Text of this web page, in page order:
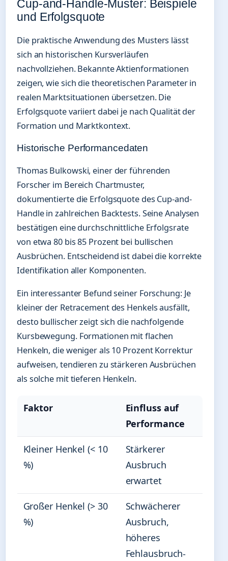
Cup-and-Handle-Muster: Beispiele
und Erfolgsquote
Die praktische Anwendung des Musters lässt
sich an historischen Kursverläufen
nachvollziehen. Bekannte Aktienformationen
zeigen, wie sich die theoretischen Parameter in
realen Marktsituationen übersetzen. Die
Erfolgsquote variiert dabei je nach Qualität der
Formation und Marktkontext.
Historische Performancedaten
Thomas Bulkowski, einer der führenden
Forscher im Bereich Chartmuster,
dokumentierte die Erfolgsquote des Cup-and-
Handle in zahlreichen Backtests. Seine Analysen
bestätigen eine durchschnittliche Erfolgsrate
von etwa 80 bis 85 Prozent bei bullischen
Ausbrüchen. Entscheidend ist dabei die korrekte
Identifikation aller Komponenten.
Ein interessanter Befund seiner Forschung: Je
kleiner der Retracement des Henkels ausfällt,
desto bullischer zeigt sich die nachfolgende
Kursbewegung. Formationen mit flachen
Henkeln, die weniger als 10 Prozent Korrektur
aufweisen, tendieren zu stärkeren Ausbrüchen
als solche mit tieferen Henkeln.
Faktor
Einfluss auf
Performance
Kleiner Henkel (< 10
%)
Stärkerer
Ausbruch
erwartet
Großer Henkel (> 30
%)
Schwächerer
Ausbruch,
höheres
Fehlausbruch-